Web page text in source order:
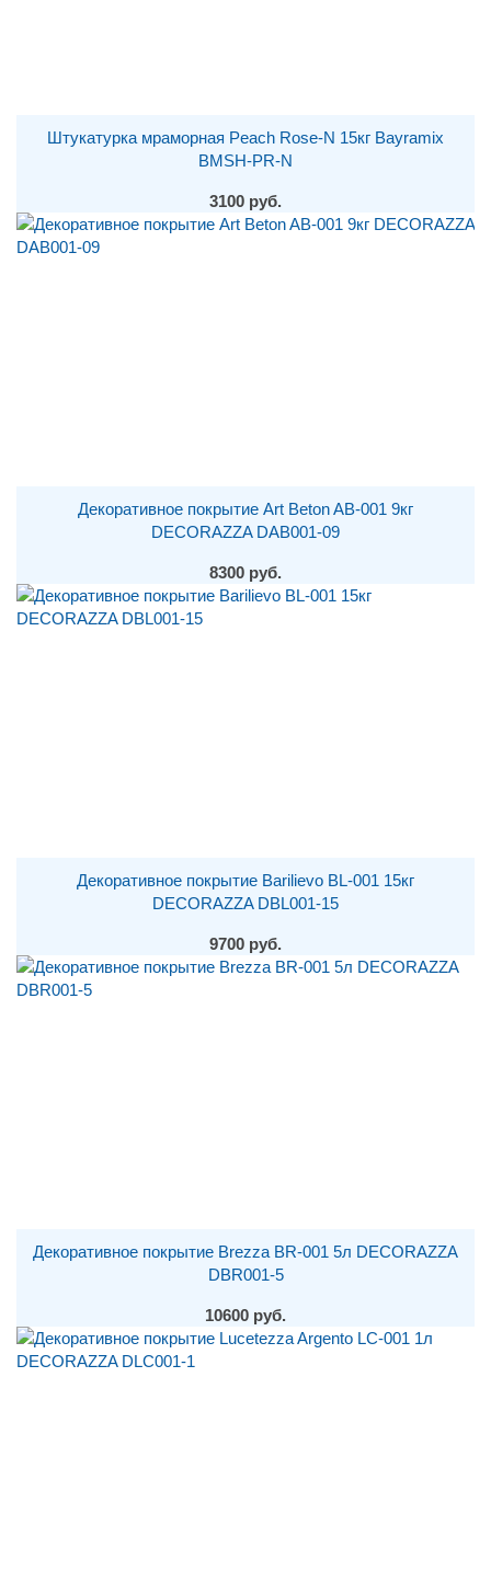
Штукатурка мраморная Peach Rose-N 15кг Bayramix
BMSH-PR-N
3100 руб.
Декоративное покрытие Art Beton AB-001 9кг
DECORAZZA DAB001-09
8300 руб.
Декоративное покрытие Barilievo BL-001 15кг
DECORAZZA DBL001-15
9700 руб.
Декоративное покрытие Brezza BR-001 5л DECORAZZA
DBR001-5
10600 руб.